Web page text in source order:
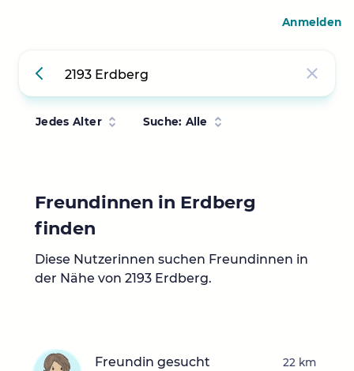
Jedes Alter Suche: Alle
Freundinnen in Erdberg
finden
Diese Nutzerinnen suchen Freundinnen in
der Nähe von 2193 Erdberg.
Freundin gesucht 22 km
Anmelden